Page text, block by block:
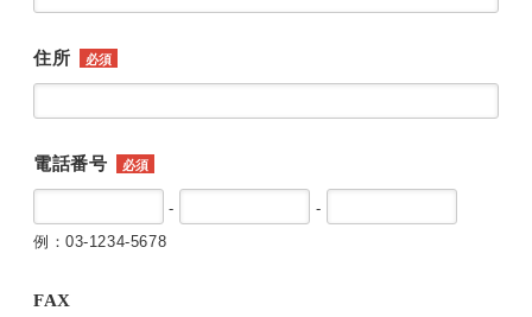
住所 必須
電話番号 必須
-
-
例：03-1234-5678
FAX